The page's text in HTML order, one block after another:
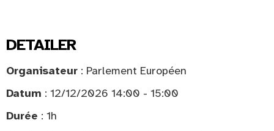
DETAILER
Organisateur : Parlement Européen
Datum : 12/12/2026 14:00 - 15:00
Durée : 1h